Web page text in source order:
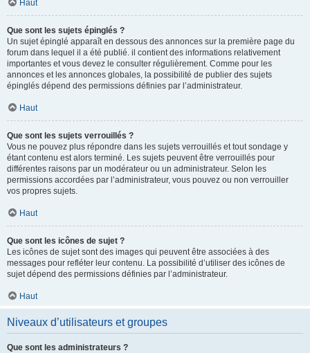
Haut
Que sont les sujets épinglés ?
Un sujet épinglé apparaît en dessous des annonces sur la première page du
forum dans lequel il a été publié. il contient des informations relativement
importantes et vous devez le consulter régulièrement. Comme pour les
annonces et les annonces globales, la possibilité de publier des sujets
épinglés dépend des permissions définies par l’administrateur.
Haut
Que sont les sujets verrouillés ?
Vous ne pouvez plus répondre dans les sujets verrouillés et tout sondage y
étant contenu est alors terminé. Les sujets peuvent être verrouillés pour
différentes raisons par un modérateur ou un administrateur. Selon les
permissions accordées par l’administrateur, vous pouvez ou non verrouiller
vos propres sujets.
Haut
Que sont les icônes de sujet ?
Les icônes de sujet sont des images qui peuvent être associées à des
messages pour refléter leur contenu. La possibilité d’utiliser des icônes de
sujet dépend des permissions définies par l’administrateur.
Haut
Niveaux d’utilisateurs et groupes
Que sont les administrateurs ?